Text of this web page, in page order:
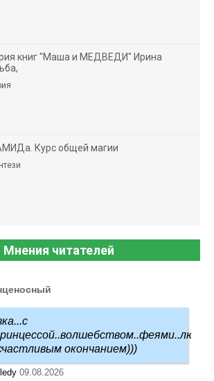
книг "Маша и МЕДВЕДИ" Ирина
Курс общей магии
Мнения читателей
окончанием)))
09.08.2026